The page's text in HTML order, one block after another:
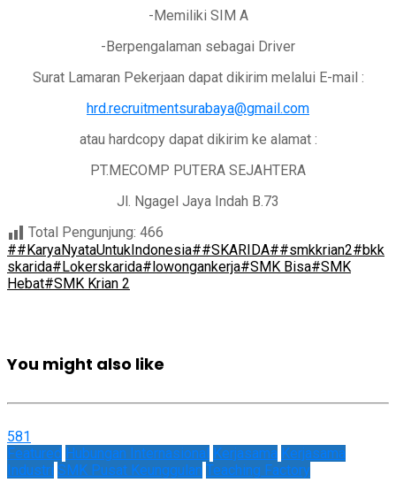
-Memiliki SIM A
-Berpengalaman sebagai Driver
Surat Lamaran Pekerjaan dapat dikirim melalui E-mail :
hrd.recruitmentsurabaya@gmail.com
atau hardcopy dapat dikirim ke alamat :
PT.MECOMP PUTERA SEJAHTERA
Jl. Ngagel Jaya Indah B.73
Total Pengunjung: 466
##KaryaNyataUntukIndonesia##SKARIDA##smkkrian2#bkk
skarida#Lokerskarida#lowongankerja#SMK Bisa#SMK
Hebat#SMK Krian 2
You might also like
581
Featured Hubungan Internasional Kerjasama Kerjasama
Industri SMK Pusat Keunggulan Teaching Factory